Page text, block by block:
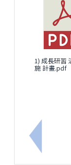
上一筆：
1) 成長研習
施 計畫.pdf